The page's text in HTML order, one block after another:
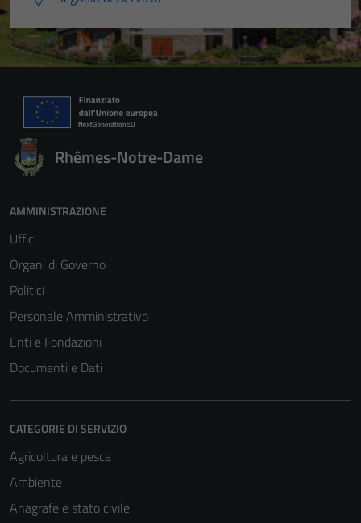
Rhêmes-Notre-Dame
AMMINISTRAZIONE
Uffici
Organi di Governo
Politici
Personale Amministrativo
Enti e Fondazioni
Documenti e Dati
CATEGORIE DI SERVIZIO
Agricoltura e pesca
Ambiente
Anagrafe e stato civile